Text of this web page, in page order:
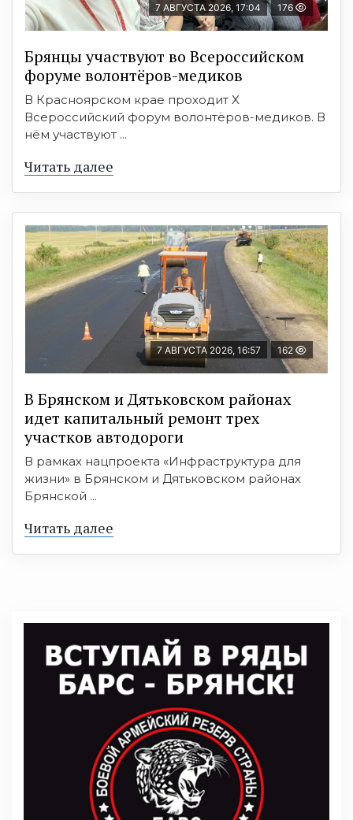
7 АВГУСТА 2026, 17:04 176
Брянцы участвуют во Всероссийском
форуме волонтёров-медиков
В Красноярском крае проходит X
Всероссийский форум волонтёров-медиков. В
нём участвуют ...
Читать далее
7 АВГУСТА 2026, 16:57 162
В Брянском и Дятьковском районах
идет капитальный ремонт трех
участков автодороги
В рамках нацпроекта «Инфраструктура для
жизни» в Брянском и Дятьковском районах
Брянской ...
Читать далее